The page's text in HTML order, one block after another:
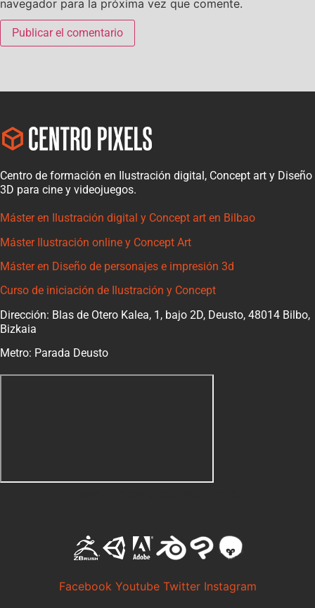
navegador para la próxima vez que comente.
Centro de formación en Ilustración digital, Concept art y Diseño
3D para cine y videojuegos.
Máster en Ilustración digital y Concept art en Bilbao
Máster Ilustración online y Concept Art
Máster en Diseño de personajes e impresión 3d
Curso de iniciación de Ilustración y Concept
Dirección: Blas de Otero Kalea, 1, bajo 2D, Deusto, 48014 Bilbo,
Bizkaia
Metro: Parada Deusto
Facebook Youtube Twitter Instagram